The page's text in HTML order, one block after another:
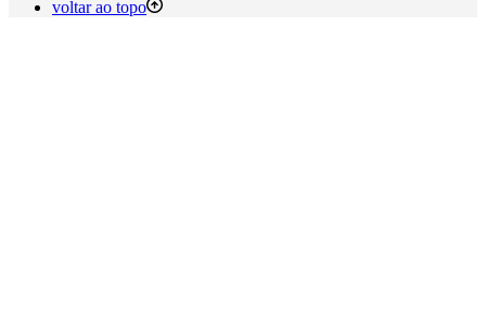
voltar ao topo